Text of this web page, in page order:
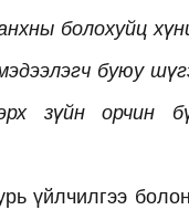
болохуйц
буюу
зүйн орчин
үйлчилгээ